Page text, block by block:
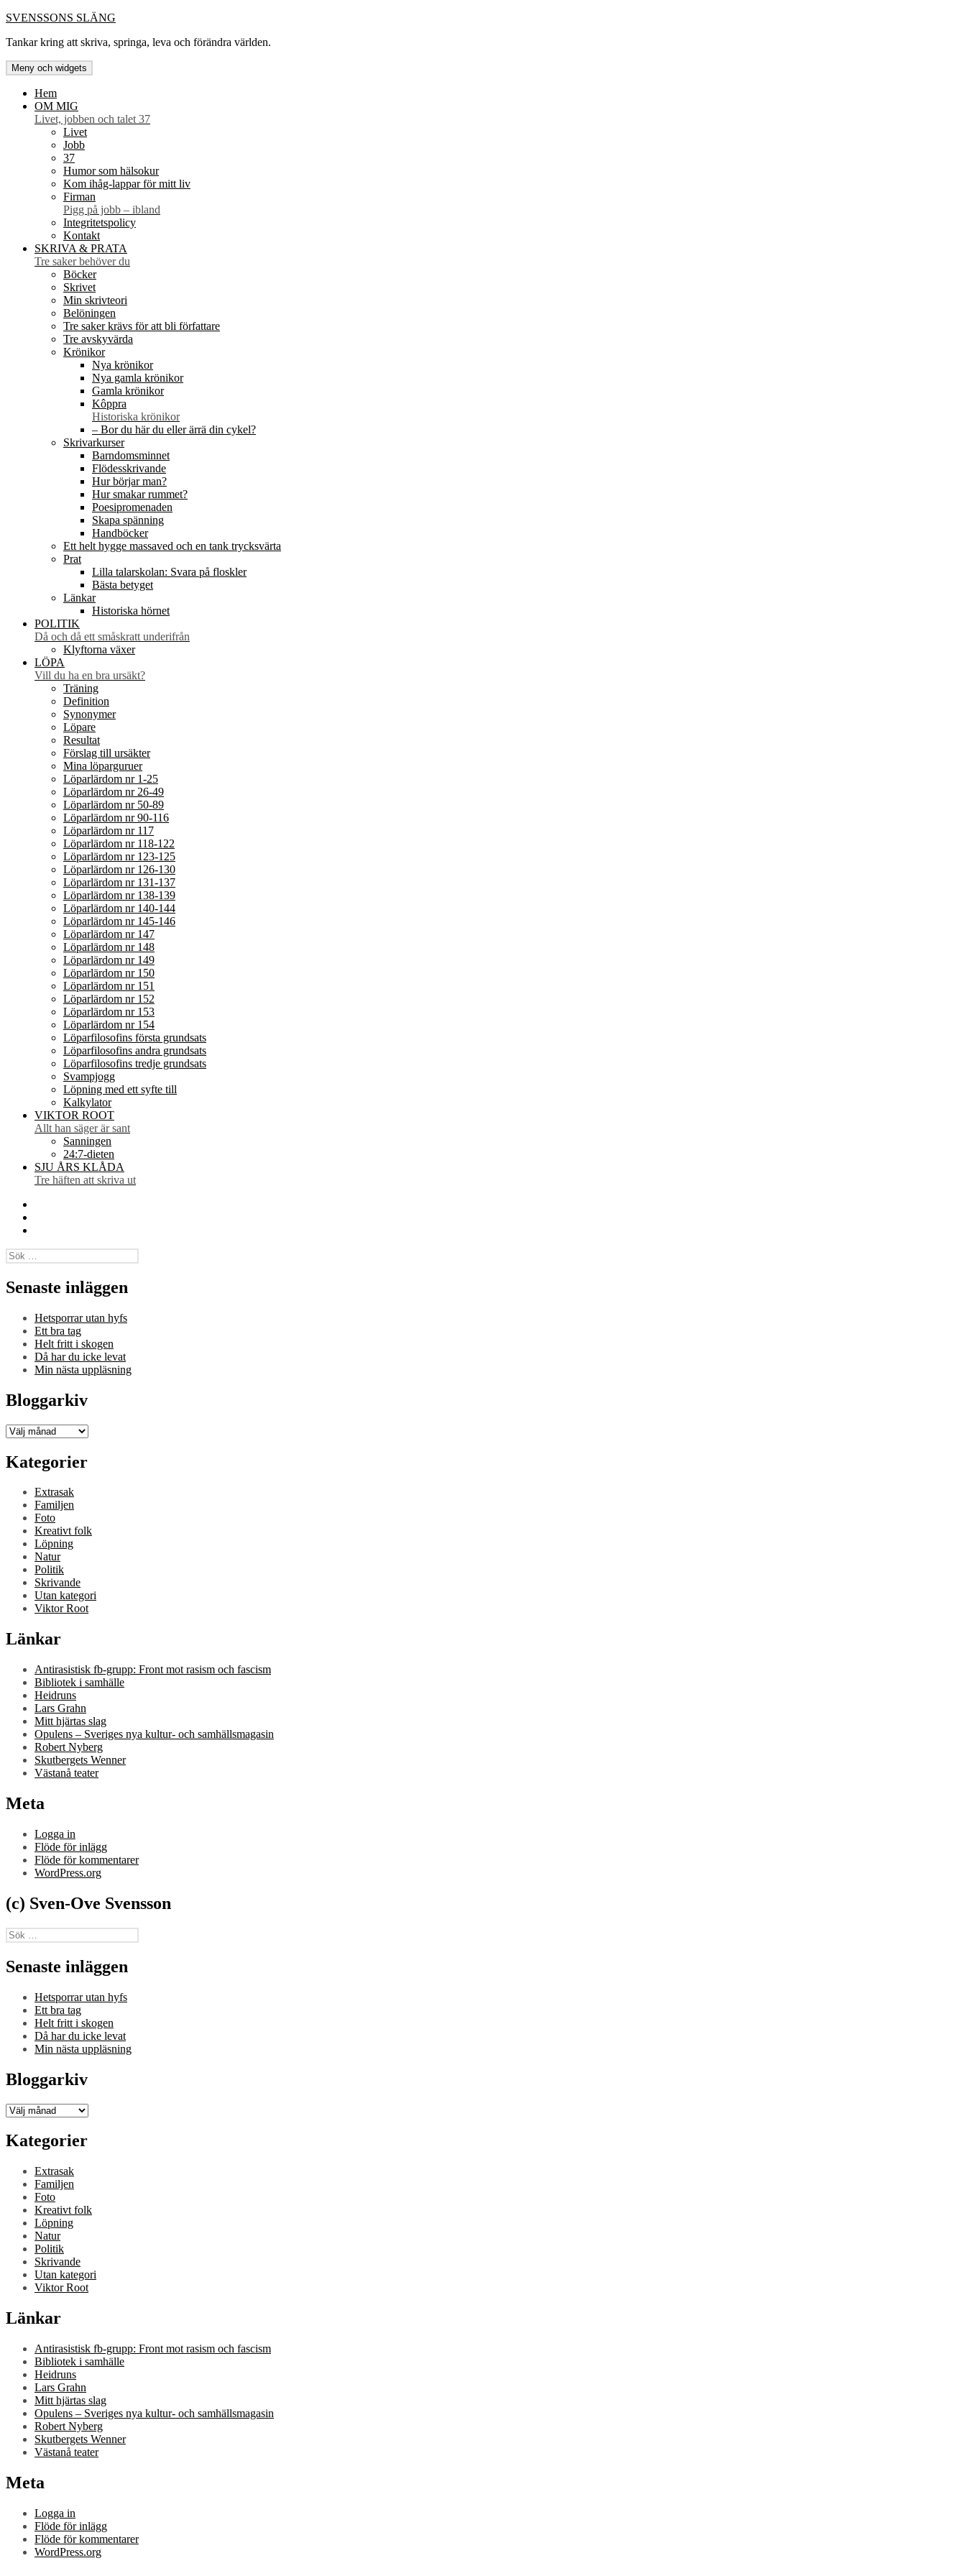
Hoppa
innehåll
SVENSSONS SLÄNG
Tankar kring att skriva, springa, leva och förändra världen.
Meny och widgets
Hem
OM MIG
Livet, jobben och talet 37
Livet
Jobb
37
Humor som hälsokur
Kom ihåg-lappar för mitt liv
Firman
Pigg på jobb – ibland
Integritetspolicy
Kontakt
SKRIVA & PRATA
Tre saker behöver du
Böcker
Skrivet
Min skrivteori
Belöningen
Tre saker krävs för att bli författare
Tre avskyvärda
Krönikor
Nya krönikor
Nya gamla krönikor
Gamla krönikor
Kôppra
Historiska krönikor
– Bor du här du eller ärrä din cykel?
Skrivarkurser
Barndomsminnet
Flödesskrivande
Hur börjar man?
Hur smakar rummet?
Poesipromenaden
Skapa spänning
Handböcker
Ett helt hygge massaved och en tank trycksvärta
Prat
Lilla talarskolan: Svara på floskler
Bästa betyget
Länkar
Historiska hörnet
POLITIK
Då och då ett småskratt underifrån
Klyftorna växer
LÖPA
Vill du ha en bra ursäkt?
Träning
Definition
Synonymer
Löpare
Resultat
Förslag till ursäkter
Mina löparguruer
Löparlärdom nr 1-25
Löparlärdom nr 26-49
Löparlärdom nr 50-89
Löparlärdom nr 90-116
Löparlärdom nr 117
Löparlärdom nr 118-122
Löparlärdom nr 123-125
Löparlärdom nr 126-130
Löparlärdom nr 131-137
Löparlärdom nr 138-139
Löparlärdom nr 140-144
Löparlärdom nr 145-146
Löparlärdom nr 147
Löparlärdom nr 148
Löparlärdom nr 149
Löparlärdom nr 150
Löparlärdom nr 151
Löparlärdom nr 152
Löparlärdom nr 153
Löparlärdom nr 154
Löparfilosofins första grundsats
Löparfilosofins andra grundsats
Löparfilosofins tredje grundsats
Svampjogg
Löpning med ett syfte till
Kalkylator
VIKTOR ROOT
Allt han säger är sant
Sanningen
24:7-dieten
SJU ÅRS KLÅDA
Tre häften att skriva ut
Sök
efter:
Senaste inläggen
Hetsporrar utan hyfs
Ett bra tag
Helt fritt i skogen
Då har du icke levat
Min nästa uppläsning
Bloggarkiv
Bloggarkiv
Kategorier
Extrasak
Familjen
Foto
Kreativt folk
Löpning
Natur
Politik
Skrivande
Utan kategori
Viktor Root
Länkar
Antirasistisk fb-grupp: Front mot rasism och fascism
Bibliotek i samhälle
Heidruns
Lars Grahn
Mitt hjärtas slag
Opulens – Sveriges nya kultur- och samhällsmagasin
Robert Nyberg
Skutbergets Wenner
Västanå teater
Meta
Logga in
Flöde för inlägg
Flöde för kommentarer
WordPress.org
(c) Sven-Ove Svensson
Sök
efter:
Senaste inläggen
Hetsporrar utan hyfs
Ett bra tag
Helt fritt i skogen
Då har du icke levat
Min nästa uppläsning
Bloggarkiv
Bloggarkiv
Kategorier
Extrasak
Familjen
Foto
Kreativt folk
Löpning
Natur
Politik
Skrivande
Utan kategori
Viktor Root
Länkar
Antirasistisk fb-grupp: Front mot rasism och fascism
Bibliotek i samhälle
Heidruns
Lars Grahn
Mitt hjärtas slag
Opulens – Sveriges nya kultur- och samhällsmagasin
Robert Nyberg
Skutbergets Wenner
Västanå teater
Meta
Logga in
Flöde för inlägg
Flöde för kommentarer
WordPress.org